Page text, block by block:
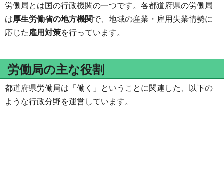
労働局とは国の行政機関の一つです。各都道府県の労働局
は厚生労働省の地方機関で、地域の産業・雇用失業情勢に
応じた 雇用対策を行っています。
労働局の主な役割
都道府県労働局は「働く」ということに関連した、以下の
ような行政分野を運営しています。